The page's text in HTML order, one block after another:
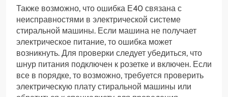
Также возможно, что ошибка Е40 связана с
неисправностями в электрической системе
стиральной машины. Если машина не получает
электрическое питание, то ошибка может
возникнуть. Для проверки следует убедиться, что
шнур питания подключен к розетке и включен. Если
все в порядке, то возможно, требуется проверить
электрическую плату стиральной машины или